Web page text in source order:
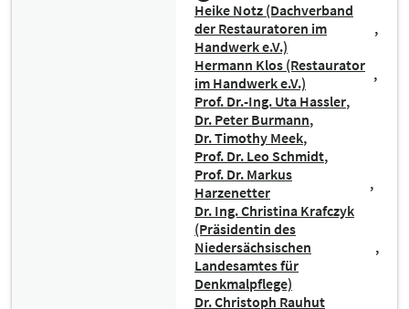
Heike Notz (Dachverband
der Restauratoren im
Handwerk e.V.)
Hermann Klos (Restaurator
im Handwerk e.V.)
Prof. Dr.-Ing. Uta Hassler
Dr. Peter Burmann
Dr. Timothy Meek
Prof. Dr. Leo Schmidt
Prof. Dr. Markus
Harzenetter
Dr. Ing. Christina Krafczyk
(Präsidentin des
Niedersächsischen
Landesamtes für
Denkmalpflege)
Dr. Christoph Rauhut